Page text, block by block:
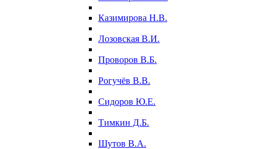
Казимирова Н.В.
Лозовская В.И.
Проворов В.Б.
Рогучёв В.В.
Сидоров Ю.Е.
Тимкин Д.Б.
Шутов В.А.